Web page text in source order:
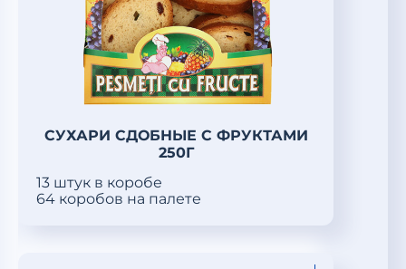
СУХАРИ СДОБНЫЕ С ФРУКТАМИ
250Г
13 штук в коробе
64 коробов на палете